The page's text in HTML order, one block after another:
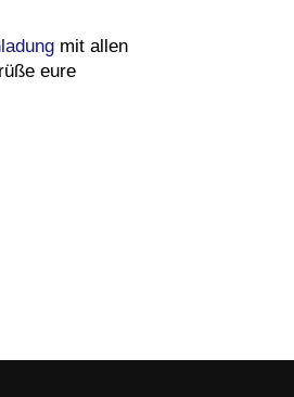
mit allen
eure